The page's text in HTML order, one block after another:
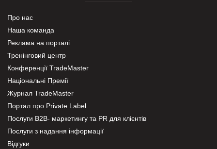
Про нас
Наша команда
Реклама на порталі
Тренінговий центр
Конференції TradeMaster
Національні Премії
Журнал TradeMaster
Портал про Private Label
Послуги В2В- маркетингу та PR для клієнтів
Послуги з надання інформації
Відгуки